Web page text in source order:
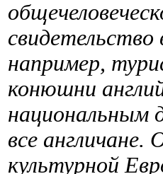
например,
конюшни
национальным
все англичане.
культурной